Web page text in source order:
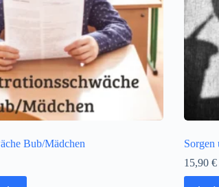
Bub/Mädchen
Sorgen
15,90€